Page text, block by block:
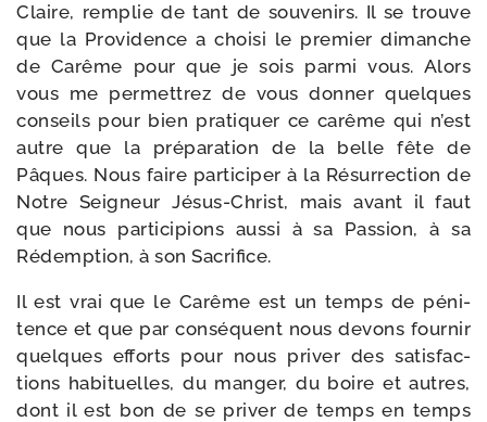
Claire, rem­plie de tant de sou­ve­nirs. Il se trouve
que la Providence a choi­si le pre­mier dimanche
de Carême pour que je sois par­mi vous. Alors
vous me per­met­trez de vous don­ner quelques
conseils pour bien pra­ti­quer ce carême qui n’est
autre que la pré­pa­ra­tion de la belle fête de
Pâques. Nous faire par­ti­ci­per à la Résurrection de
Notre Seigneur Jésus-​Christ, mais avant il faut
que nous par­ti­ci­pions aus­si à sa Passion, à sa
Rédemption, à son Sacrifice.
Il est vrai que le Carême est un temps de péni­
tence et que par consé­quent nous devons four­nir
quelques efforts pour nous pri­ver des satis­fac­
tions habi­tuelles, du man­ger, du boire et autres,
dont il est bon de se pri­ver de temps en temps